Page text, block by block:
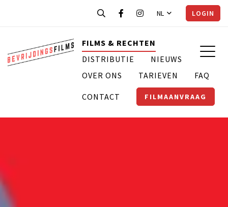
NL LOGIN
FILMS & RECHTEN
DISTRIBUTIE
NIEUWS
OVER ONS
TARIEVEN FAQ
CONTACT FILMAANVRAAG